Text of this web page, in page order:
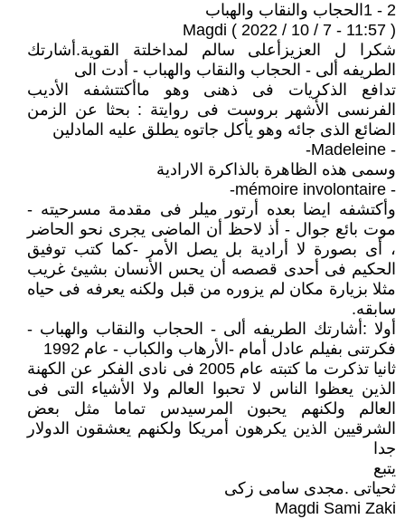
2 - 1الحجاب والنقاب والهباب
Magdi ( 2022 / 10 / 7 - 11:57 )
شكرا ل العزيزأعلى سالم لمداخلتة القوية.أشارتك
الطريفه ألى - الحجاب والنقاب والهباب - أدت الى
تدافع الذكريات فى ذهنى وهو ماأكتتشفه الأديب
الفرنسى الأشهر بروست فى روايتة : بحثا عن الزمن
الضائع الذى جائه وهو يأكل جاتوه يطلق عليه المادلين
- Madeleine-
وسمى هذه الظاهرة بالذاكرة الارادية
- mémoire involontaire-
وأكتشفه ايضا بعده أرتور ميلر فى مقدمة مسرحيته -
موت بائع جوال - أذ لاحظ أن الماضى يجرى نحو الحاضر
، أى بصورة لا أرادية بل يصل الأمر -كما كتب توفيق
الحكيم فى أحدى قصصه أن يحس الأنسان بشيئ غريب
مثلا بزيارة مكان لم يزوره من قبل ولكنه يعرفه فى حياه
سابقه.
أولا :أشارتك الطريفه ألى - الحجاب والنقاب والهباب -
فكرتنى بفيلم عادل أمام -الأرهاب والكباب - عام 1992
ثانيا تذكرت ما كتبته عام 2005 فى نادى الفكر عن الكهنة
الذين يعظوا الناس لا تحبوا العالم ولا الأشياء التى فى
العالم ولكنهم يحبون المرسيدس تماما مثل بعض
الشرقيين الذين يكرهون أمريكا ولكنهم يعشقون الدولار
جدا
يتبع
ثحياتى .مجدى سامى زكى
Magdi Sami Zaki